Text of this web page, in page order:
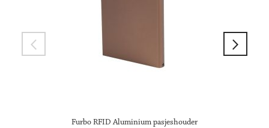
Furbo RFID Aluminium pasjeshouder